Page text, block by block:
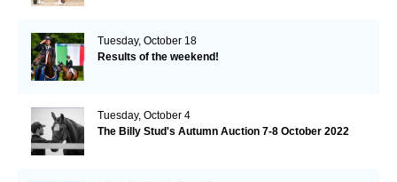
Tuesday, October 18
Results of the weekend!
Tuesday, October 4
The Billy Stud's Autumn Auction 7-8 October 2022